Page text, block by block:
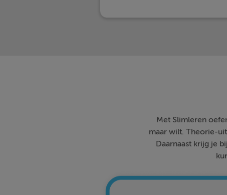
Met Slimleren
maar wilt. Theorie-
Daarnaast krijg je